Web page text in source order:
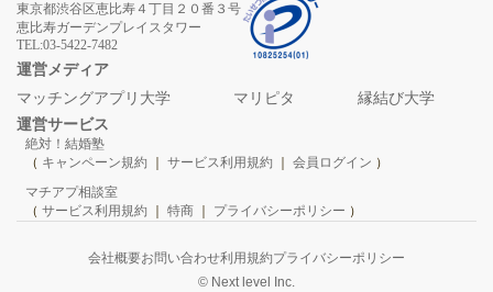
2026年7月10日
2026年7月10日
2026年7月10日
2026年7月10日
2026年7月10日
東京都渋谷区恵比寿４丁目２０番３号
恵比寿ガーデンプレイスタワー
TEL:03-5422-7482
運営メディア
マッチングアプリ大学
マリピタ
縁結び大学
運営サービス
絶対！結婚塾
（ キャンペーン規約 サービス利用規約 会員ログイン ）
マチアプ相談室
（ サービス利用規約 特商 プライバシーポリシー ）
© Next level Inc.
会社概要お問い合わせ利用規約プライバシーポリシー